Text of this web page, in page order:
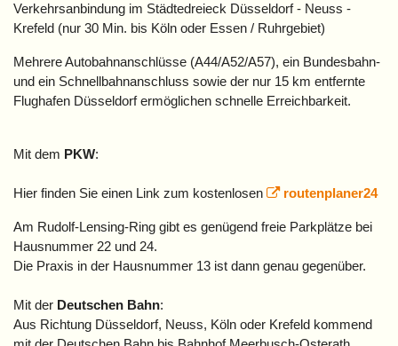
Verkehrsanbindung im Städtedreieck Düsseldorf - Neuss -
Krefeld (nur 30 Min. bis Köln oder Essen / Ruhrgebiet)
Mehrere Autobahnanschlüsse (A44/A52/A57), ein Bundesbahn-
und ein Schnellbahnanschluss sowie der nur 15 km entfernte
Flughafen Düsseldorf ermöglichen schnelle Erreichbarkeit.
Mit dem PKW:
Hier finden Sie einen Link zum kostenlosen routenplaner24
Am Rudolf-Lensing-Ring gibt es genügend freie Parkplätze bei
Hausnummer 22 und 24.
Die Praxis in der Hausnummer 13 ist dann genau gegenüber.
Mit der Deutschen Bahn:
Aus Richtung Düsseldorf, Neuss, Köln oder Krefeld kommend